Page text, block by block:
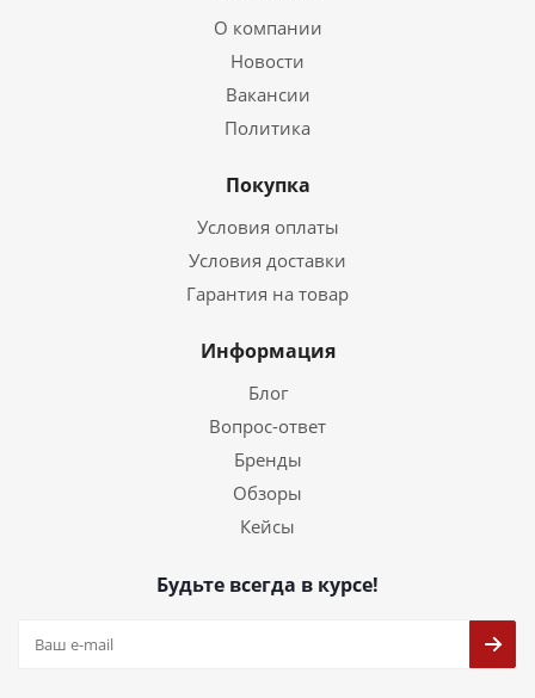
О компании
Новости
Вакансии
Политика
Покупка
Условия оплаты
Условия доставки
Гарантия на товар
Информация
Блог
Вопрос-ответ
Бренды
Обзоры
Кейсы
Будьте всегда в курсе!